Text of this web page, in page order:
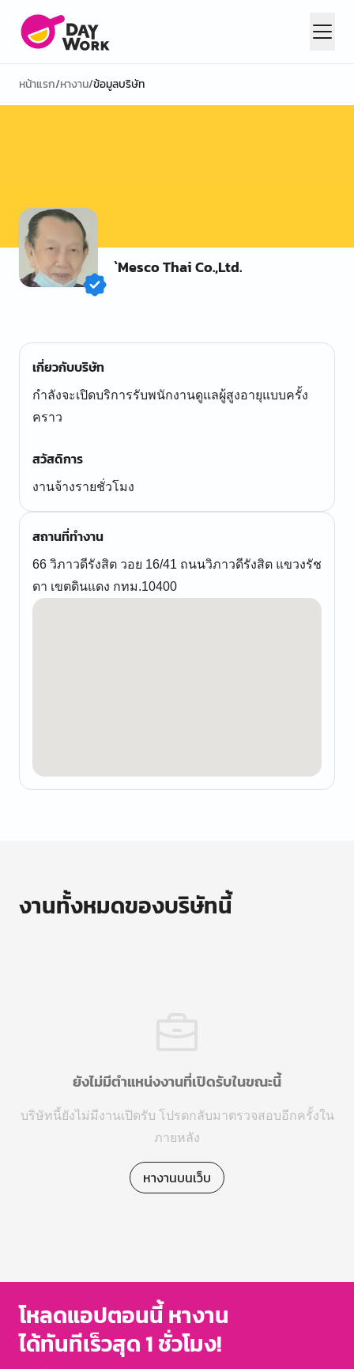
หน้าแรก/หางาน/ข้อมูลบริษัท
`Mesco Thai Co.,Ltd.
เกี่ยวกับบริษัท
กำลังจะเปิดบริการรับพนักงานดูแลผู้สูงอายุแบบครั้ง
คราว
สวัสดิการ
งานจ้างรายชั่วโมง
สถานที่ทำงาน
66 วิภาวดีรังสิต วอย 16/41 ถนนวิภาวดีรังสิต แขวงรัช
ดา เขตดินแดง กทม.10400
งานทั้งหมดของบริษัทนี้
ยังไม่มีตำแหน่งงานที่เปิดรับในขณะนี้
บริษัทนี้ยังไม่มีงานเปิดรับ โปรดกลับมาตรวจสอบอีกครั้งใน
ภายหลัง
หางานบนเว็บ
โหลดแอปตอนนี้ หางาน
ได้ทันทีเร็วสุด 1 ชั่วโมง!